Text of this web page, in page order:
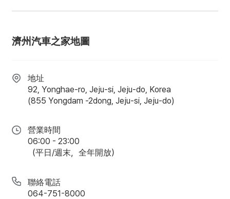
濟州汽車之家地圖
地址
92, Yonghae-ro, Jeju-si, Jeju-do, Korea
(855 Yongdam -2dong, Jeju-si, Jeju-do)
營業時間
06:00 - 23:00
（平日/週末，全年開放）
聯絡電話
064-751-8000